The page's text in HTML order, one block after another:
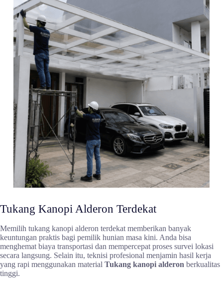
Tukang Kanopi Alderon Terdekat
Memilih tukang kanopi alderon terdekat memberikan banyak
keuntungan praktis bagi pemilik hunian masa kini. Anda bisa
menghemat biaya transportasi dan mempercepat proses survei lokasi
secara langsung. Selain itu, teknisi profesional menjamin hasil kerja
yang rapi menggunakan material Tukang kanopi alderon berkualitas
tinggi.